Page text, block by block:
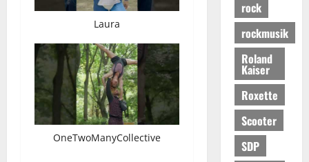
Laura
OneTwoManyCollective
rock
rockmusik
Roland
Kaiser
Roxette
Scooter
SDP